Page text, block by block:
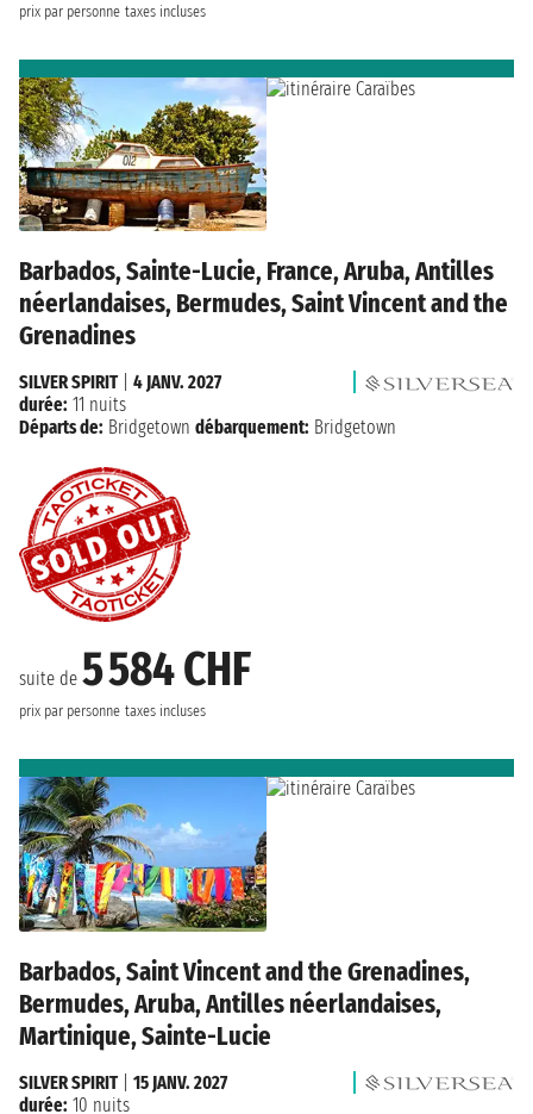
prix par personne taxes incluses
Barbados, Sainte-Lucie, France, Aruba, Antilles
néerlandaises, Bermudes, Saint Vincent and the
Grenadines
suite de 5 584 CHF
prix par personne taxes incluses
SILVER SPIRIT| 4 JANV. 2027
durée: 11 nuits
Départs de: Bridgetown débarquement: Bridgetown
Barbados, Saint Vincent and the Grenadines,
Bermudes, Aruba, Antilles néerlandaises,
Martinique, Sainte-Lucie
SILVER SPIRIT| 15 JANV. 2027
durée: 10 nuits